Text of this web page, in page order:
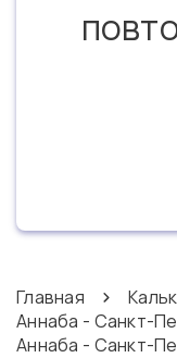
Главная
Аннаба - Санкт-
Аннаба - Санкт-